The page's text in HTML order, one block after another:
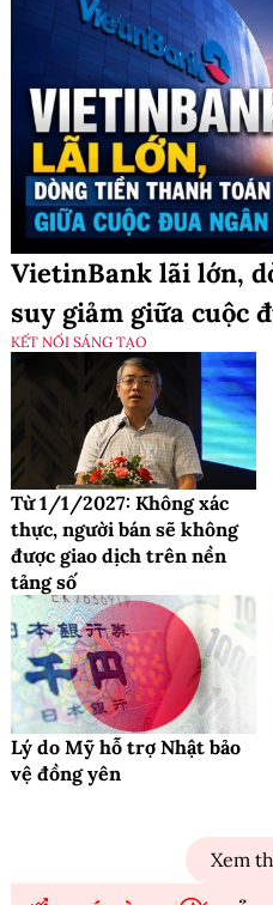
VietinBank lãi lớn,
suy giảm giữa cuộc
KẾT NỐI SÁNG TẠO
Từ 1/1/2027: Không xác
thực, người bán sẽ không
được giao dịch trên nền
tảng số
Lý do Mỹ hỗ trợ Nhật bảo
vệ đồng yên
Xem